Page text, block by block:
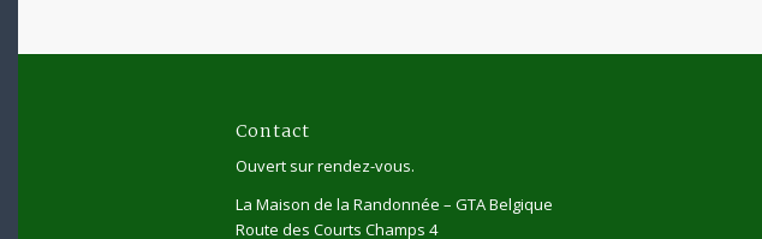
Contact
Ouvert sur rendez-vous.
La Maison de la Randonnée – GTA Belgique
Route des Courts Champs 4